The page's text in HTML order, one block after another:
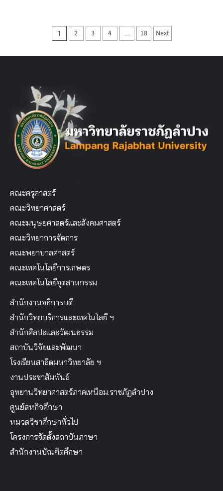
Posts
1 2 3 4 … 18 Next
คณะครุศาสตร์
คณะวิทยาศาสตร์
คณะมนุษยศาสตร์และสังคมศาสตร์
คณะวิทยาการจัดการ
คณะพยาบาลศาสตร์
คณะเทคโนโลยีการเกษตร
คณะเทคโนโลยีอุตสาหกรรม
สำนักงานอธิการบดี
สำนักวิทยบริการและเทคโนโลยี ฯ
สำนักศิลปะและวัฒนธรรม
สถาบันวิจัยและพัฒนา
โรงเรียนสาธิตมหาวิทยาลัย ฯ
งานประชาสัมพันธ์
อุทยานวิทยาศาสตร์ภาคเหนือม.ราชภัฏลำปาง
ศูนย์สหกิจศึกษา
หมวดวิชาศึกษาทั่วไป
โครงการจัดตั้งสถาบันภาษา
สำนักงานบัณฑิตศึกษา